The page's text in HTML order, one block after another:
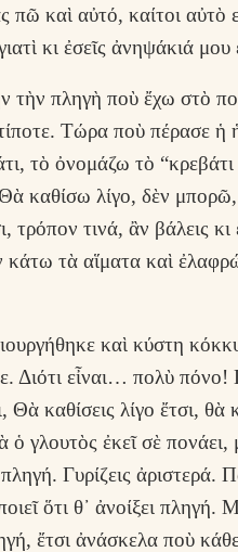
καὶ αὐτό, καίτοι αὐτὸ
κι ἐσεῖς ἀνηψάκιά
τὴν πληγὴ ποὺ ἔχω στὸ
Τώρα ποὺ πέρασε ἡ
τὸ ὀνομάζω τὸ
καθίσω λίγο, δὲν μπορῶ,
τινά, ἂν βάλεις κι
κάτω τὰ αἵματα καὶ
καὶ κύστη
Διότι εἶναι… πολὺ
καθίσεις λίγο ἔτσι, θὰ
ὁ γλουτὸς ἐκεῖ σὲ
πληγή. Γυρίζεις
ὅτι θ᾿ ἀνοίξει πληγή.
ἔτσι ἀνάσκελα ποὺ